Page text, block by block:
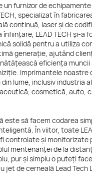
un furnizor de
specializat în
continuă, laser și de
înființare, LEAD TECH și-a
solidă pentru a utiliza
generație, ajutând
eficiența muncii
Imprimantele noastre
lume, inclusiv industria
cosmetică, auto,
este să facem codarea
În viitor, toate
controlate și monitorizate
mentenanței de la
pur și simplu o puteți